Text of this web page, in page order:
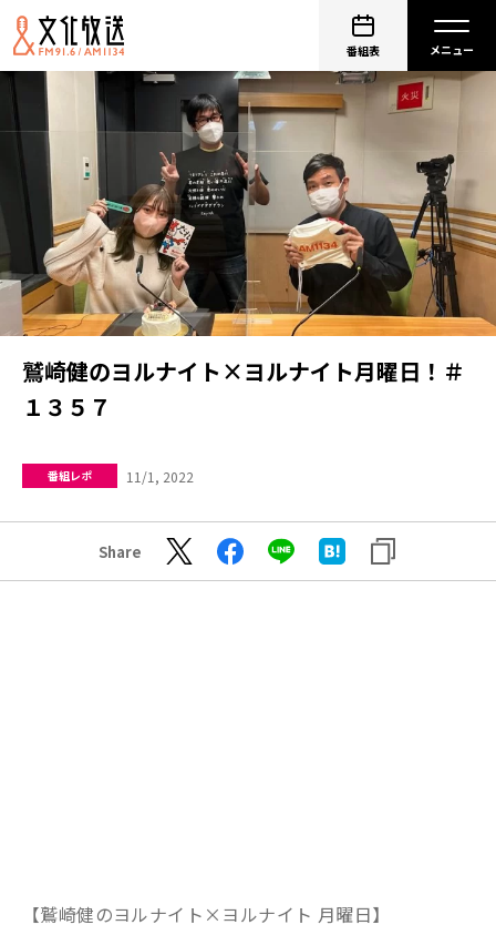
番組表
鷲崎健のヨルナイト×ヨルナイト月曜日！＃
１３５７
番組レポ 11/1, 2022
Share
【鷲崎健のヨルナイト×ヨルナイト 月曜日】